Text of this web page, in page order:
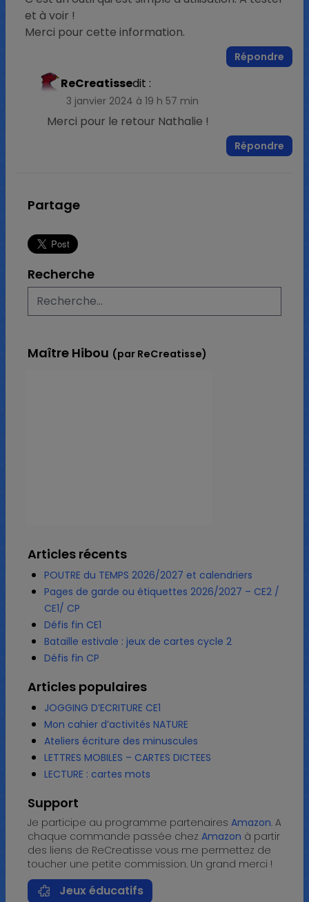
et à voir !
Merci pour cette information.
Répondre
ReCreatissedit :
3 janvier 2024 à 19 h 57 min
Merci pour le retour Nathalie !
Répondre
Partage
Recherche
Maître Hibou (par ReCreatisse)
Articles récents
POUTRE du TEMPS 2026/2027 et calendriers
Pages de garde ou étiquettes 2026/2027 – CE2 /
CE1/ CP
Défis fin CE1
Bataille estivale : jeux de cartes cycle 2
Défis fin CP
Articles populaires
JOGGING D’ECRITURE CE1
Mon cahier d’activités NATURE
Ateliers écriture des minuscules
LETTRES MOBILES – CARTES DICTEES
LECTURE : cartes mots
Support
Je participe au programme partenaires Amazon. A
chaque commande passée chez Amazon à partir
des liens de ReCreatisse vous me permettez de
toucher une petite commission. Un grand merci !
Jeux éducatifs